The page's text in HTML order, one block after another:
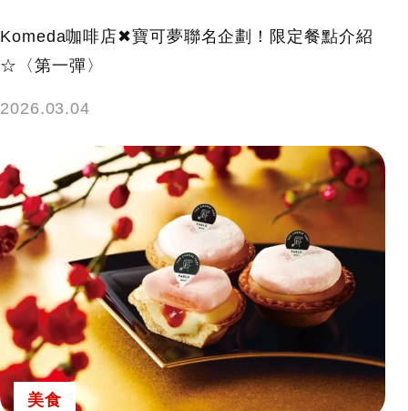
Komeda咖啡店✖寶可夢聯名企劃！限定餐點介紹
☆〈第一彈〉
2026.03.04
美食